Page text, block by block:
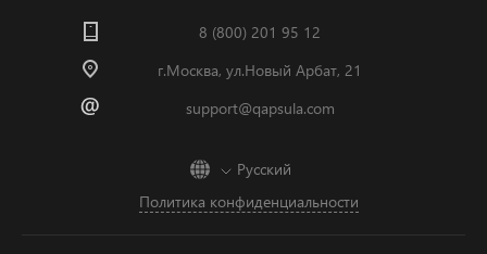
8 (800) 201 95 12
г.Москва, ул.Новый Арбат, 21
support@qapsula.com
Русский
Политика конфиденциальности